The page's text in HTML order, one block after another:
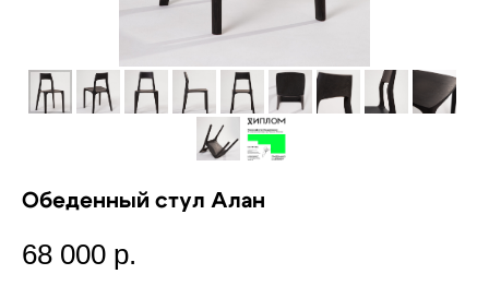
Обеденный стул Алан
68 000 р.